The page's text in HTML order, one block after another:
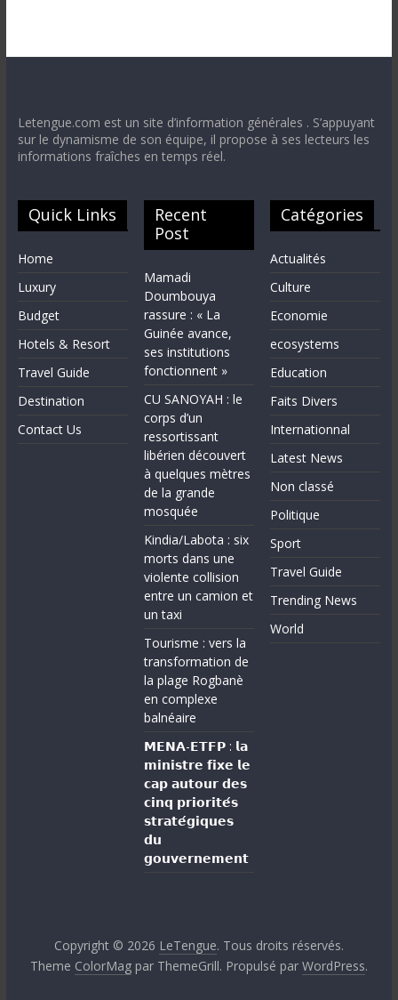
Letengue.com est un site d’information générales . S’appuyant
sur le dynamisme de son équipe, il propose à ses lecteurs les
informations fraîches en temps réel.
Quick Links
Home
Luxury
Budget
Hotels & Resort
Travel Guide
Destination
Contact Us
Recent
Post
Mamadi
Doumbouya
rassure : « La
Guinée avance,
ses institutions
fonctionnent »
CU SANOYAH : le
corps d’un
ressortissant
libérien découvert
à quelques mètres
de la grande
mosquée
Kindia/Labota : six
morts dans une
violente collision
entre un camion et
un taxi
Tourisme : vers la
transformation de
la plage Rogbanè
en complexe
balnéaire
𝗠𝗘𝗡𝗔-𝗘𝗧𝗙𝗣 : 𝗹𝗮
𝗺𝗶𝗻𝗶𝘀𝘁𝗿𝗲 𝗳𝗶𝘅𝗲 𝗹𝗲
𝗰𝗮𝗽 𝗮𝘂𝘁𝗼𝘂𝗿 𝗱𝗲𝘀
𝗰𝗶𝗻𝗾 𝗽𝗿𝗶𝗼𝗿𝗶𝘁𝗲́𝘀
𝘀𝘁𝗿𝗮𝘁𝗲́𝗴𝗶𝗾𝘂𝗲𝘀
𝗱𝘂
𝗴𝗼𝘂𝘃𝗲𝗿𝗻𝗲𝗺𝗲𝗻𝘁
Catégories
Actualités
Culture
Economie
ecosystems
Education
Faits Divers
Internationnal
Latest News
Non classé
Politique
Sport
Travel Guide
Trending News
World
Copyright © 2026 LeTengue. Tous droits réservés.
Theme ColorMagpar ThemeGrill. Propulsé par WordPress.